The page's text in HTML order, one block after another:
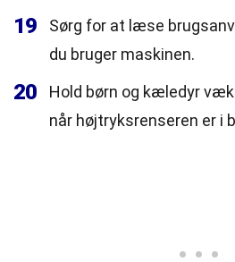
19
Sørg for at læse
du bruger maskinen.
20
Hold børn og kæledyr
når højtryksrenseren er i